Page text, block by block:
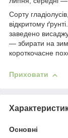
Сорту
відкритому
заведено
— збирати на
короткочасне
Приховати
Основні